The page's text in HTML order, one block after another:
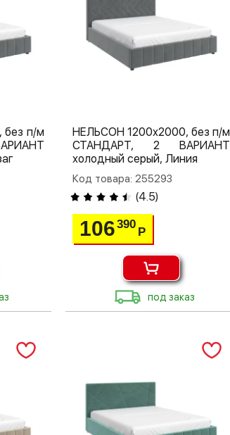
без п/м
НЕЛЬСОН 1200х2000, без п/м
СТАНДАРТ, 2 ВАРИАНТ
холодный серый, Линия
Код товара: 255293
(4.5)
106390
Р
под заказ